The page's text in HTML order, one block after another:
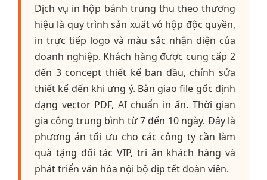
Dịch vụ in hộp bánh trung thu theo thương
hiệu là quy trình sản xuất vỏ hộp độc quyền,
in trực tiếp logo và màu sắc nhận diện của
doanh nghiệp. Khách hàng được cung cấp 2
đến 3 concept thiết kế ban đầu, chỉnh sửa
thiết kế đến khi ưng ý. Bàn giao file gốc định
dạng vector PDF, AI chuẩn in ấn. Thời gian
gia công trung bình từ 7 đến 10 ngày. Đây là
phương án tối ưu cho các công ty cần làm
quà tặng đối tác VIP, tri ân khách hàng và
phát triển văn hóa nội bộ dịp tết đoàn viên.